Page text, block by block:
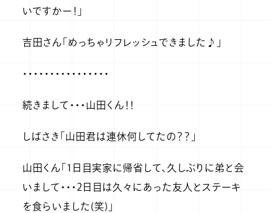
いですかー！」
吉田さん「めっちゃリフレッシュできました♪」
・・・・・・・・・・・・・・・・
続きまして・・・山田くん！！
しばさき「山田君は連休何してたの？？」
山田くん「1日目実家に帰省して、久しぶりに弟と会
いまして・・・2日目は久々にあった友人とステーキ
を食らいました(笑)」